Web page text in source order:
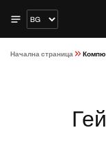
Начална страница